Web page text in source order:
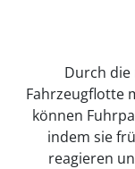
Durch
Fahrzeugflotte
können
indem sie
reagieren